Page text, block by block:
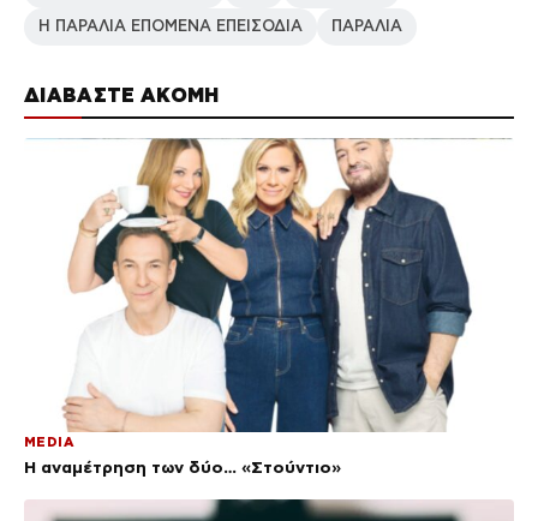
ΔΙΑΒΑΣΤΕ ΑΚΟΜΗ
MEDIA
Η αναμέτρηση των δύο… «Στούντιο»
Η ΠΑΡΑΛΙΑ ΕΠΟΜΕΝΑ ΕΠΕΙΣΟΔΙΑ ΠΑΡΑΛΙΑ